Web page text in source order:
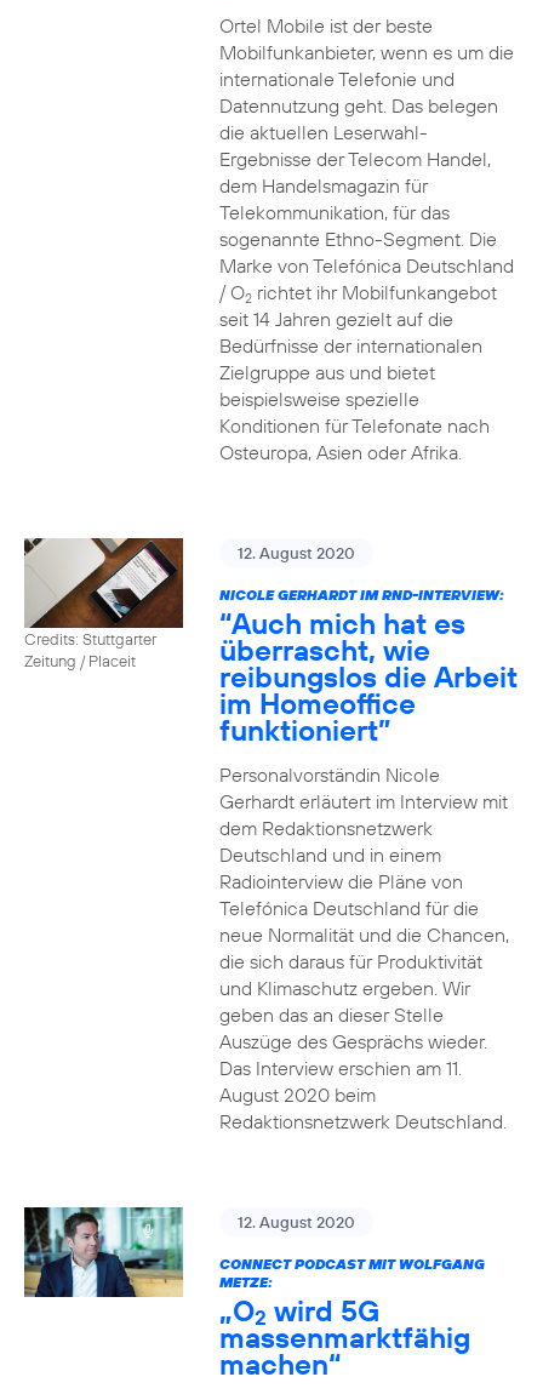
Ortel Mobile ist der beste
Mobilfunkanbieter, wenn es um die
internationale Telefonie und
Datennutzung geht. Das belegen
die aktuellen Leserwahl-
Ergebnisse der Telecom Handel,
dem Handelsmagazin für
Telekommunikation, für das
sogenannte Ethno-Segment. Die
Marke von Telefónica Deutschland
/ O2richtet ihr Mobilfunkangebot
seit 14 Jahren gezielt auf die
Bedürfnisse der internationalen
Zielgruppe aus und bietet
beispielsweise spezielle
Konditionen für Telefonate nach
Osteuropa, Asien oder Afrika.
Credits: Stuttgarter
Zeitung / Placeit
12. August 2020
NICOLE GERHARDT IM RND-INTERVIEW:
“Auch mich hat es
überrascht, wie
reibungslos die Arbeit
im Homeoffice
funktioniert”
Personalvorständin Nicole
Gerhardt erläutert im Interview mit
dem Redaktionsnetzwerk
Deutschland und in einem
Radiointerview die Pläne von
Telefónica Deutschland für die
neue Normalität und die Chancen,
die sich daraus für Produktivität
und Klimaschutz ergeben. Wir
geben das an dieser Stelle
Auszüge des Gesprächs wieder.
Das Interview erschien am 11.
August 2020 beim
Redaktionsnetzwerk Deutschland.
12. August 2020
CONNECT PODCAST MIT WOLFGANG
METZE:
„O2 wird 5G
massenmarktfähig
machen“